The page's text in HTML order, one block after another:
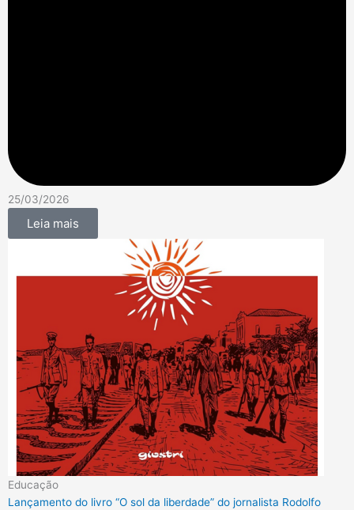
25/03/2026
Leia mais
Educação
Lançamento do livro “O sol da liberdade” do jornalista Rodolfo